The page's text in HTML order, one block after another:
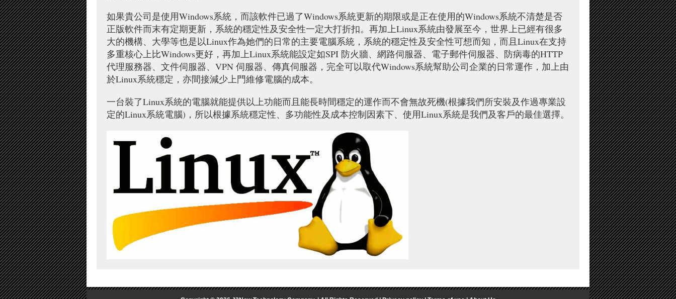
如果貴公司是使用Windows系統，而該軟件已過了Windows系統更新的期限或是正在使用的Windows系統不清楚是否
正版軟件而末有定期更新，系統的穩定性及安全性一定大打折扣。再加上Linux系統由發展至今，世界上已經有很多
大的機構、大學等也是以Linux作為她們的日常的主要電腦系統，系統的穩定性及安全性可想而知，而且Linux在支持
多重核心上比Windows更好，再加上Linux系統能設定如SPI 防火牆、網路伺服器、電子郵件伺服器、防病毒的HTTP
代理服務器、文件伺服器、VPN 伺服器、傳真伺服器，完全可以取代Windows系統幫助公司企業的日常運作，加上由
於Linux系統穩定，亦間接減少上門維修電腦的成本。
一台裝了Linux系統的電腦就能提供以上功能而且能長時間穩定的運作而不會無故死機(根據我們所安裝及作過專業設
定的Linux系統電腦)，所以根據系統穩定性、多功能性及成本控制因素下、使用Linux系統是我們及客戶的最佳選擇。